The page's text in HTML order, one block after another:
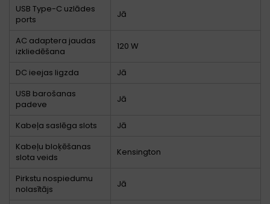
USB Type-C uzlādes
ports
Jā
AC adaptera jaudas
izkliedēšana
120 W
DC ieejas ligzda
Jā
USB barošanas
padeve
Jā
Kabeļa saslēga slots
Jā
Kabeļu bloķēšanas
slota veids
Kensington
Pirkstu nospiedumu
nolasītājs
Jā